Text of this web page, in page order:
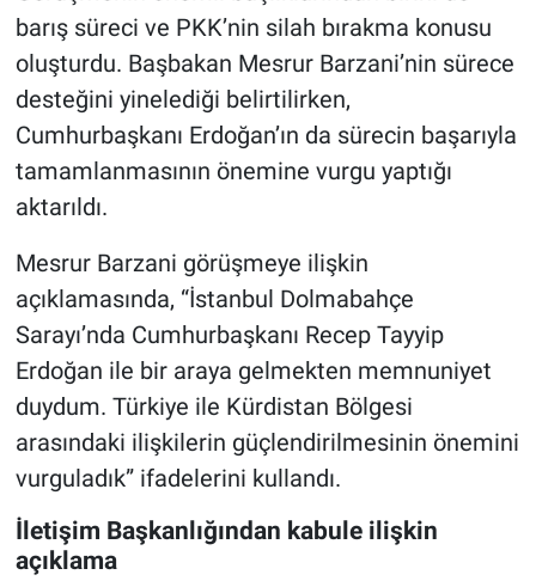
barış süreci ve PKK’nin silah bırakma konusu
oluşturdu. Başbakan Mesrur Barzani’nin sürece
desteğini yinelediği belirtilirken,
Cumhurbaşkanı Erdoğan’ın da sürecin başarıyla
tamamlanmasının önemine vurgu yaptığı
aktarıldı.
Mesrur Barzani görüşmeye ilişkin
açıklamasında, “İstanbul Dolmabahçe
Sarayı’nda Cumhurbaşkanı Recep Tayyip
Erdoğan ile bir araya gelmekten memnuniyet
duydum. Türkiye ile Kürdistan Bölgesi
arasındaki ilişkilerin güçlendirilmesinin önemini
vurguladık” ifadelerini kullandı.
İletişim Başkanlığından kabule ilişkin
açıklama